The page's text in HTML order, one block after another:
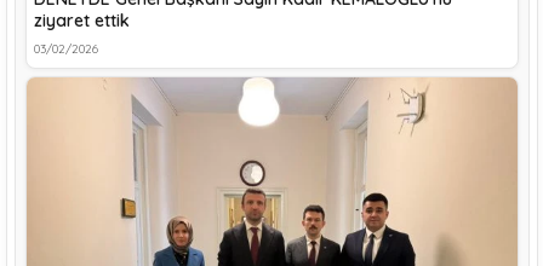
ziyaret ettik
03/02/2026